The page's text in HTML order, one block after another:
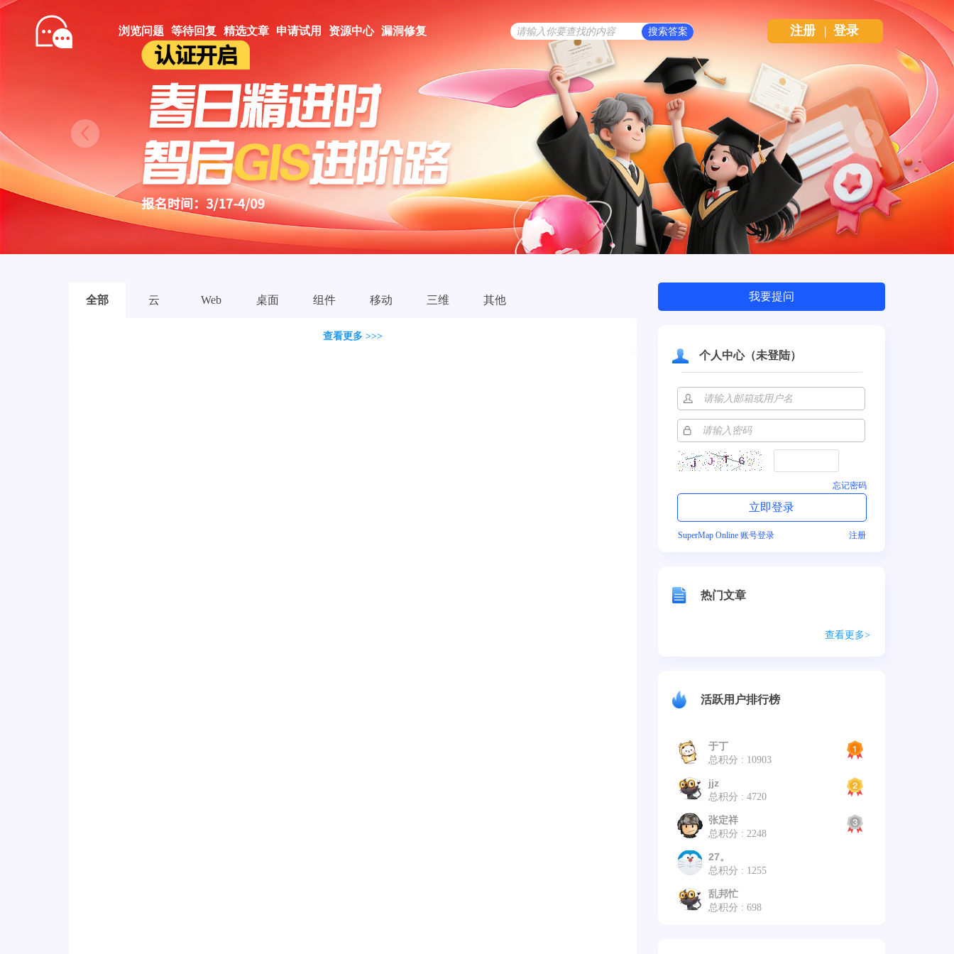
Next
Prev
浏览问题 等待回复 精选文章 申请试用 资源中心 漏洞修复 注册 | 登录
全部 云 Web 桌面 组件 移动 三维 其他
查看更多 >>>
个人中心（未登陆）
忘记密码
SuperMap Online 账号登录 注册
热门文章
查看更多>
活跃用户排行榜
于丁
总积分 : 10903
jjz
总积分 : 4720
张定祥
总积分 : 2248
27。
总积分 : 1255
乱邦忙
总积分 : 698